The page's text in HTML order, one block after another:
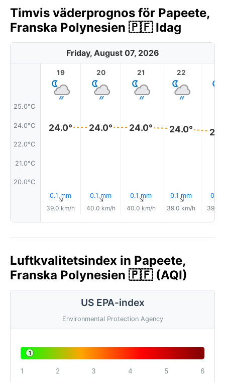
Timvis väderprognos för Papeete,
Franska Polynesien 🇵🇫 Idag
Friday, August 07, 2026
25.0°C
24.0°C
22.0°C
21.0°C
20.0°C
19
24.0°
0.1 mm
↑
39.0 km/h
20
24.0°
0.1 mm
↑
40.0 km/h
21
24.0°
0.1 mm
↑
40.0 km/h
22
24.0°
0.1 mm
↑
39.0 km/h
0.1
39.0
Luftkvalitetsindex in Papeete,
Franska Polynesien 🇵🇫 (AQI)
US EPA-index
Environmental Protection Agency
1
1 2 3 4 5 6